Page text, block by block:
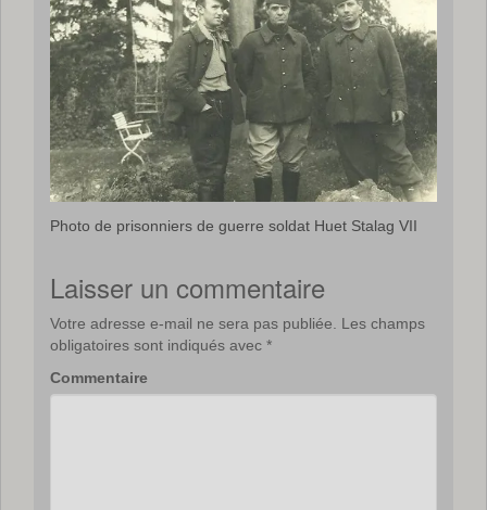
Photo de prisonniers de guerre soldat Huet Stalag VII
Laisser un commentaire
Votre adresse e-mail ne sera pas publiée.
Les champs
obligatoires sont indiqués avec *
Commentaire